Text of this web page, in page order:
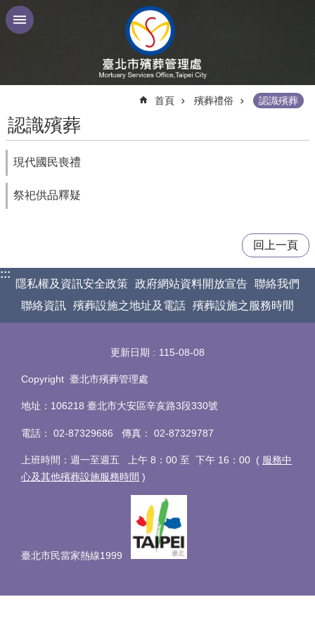
跳到主要內容區塊
首頁 殯葬禮俗 認識殯葬
認識殯葬
現代國民喪禮
祭祀供品釋疑
回上一頁
:::
隱私權及資訊安全政策 政府網站資料開放宣告 聯絡我們
聯絡資訊 殯葬設施之地址及電話 殯葬設施之服務時間
更新日期 115-08-08
Copyright 臺北市殯葬管理處
地址：106218 臺北市大安區辛亥路3段330號
電話 ： 02-87329686 傳真 ： 02-87329787
上班時間：週一至週五 上午 8：00 至 下午 16：00 ( 服務中
心及其他殯葬設施服務時間 )
臺北市民當家熱線1999